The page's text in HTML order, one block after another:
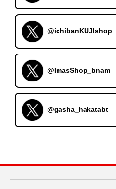
@ichibanKUJIshop
@ImasShop_bnam
@gasha_hakatabt